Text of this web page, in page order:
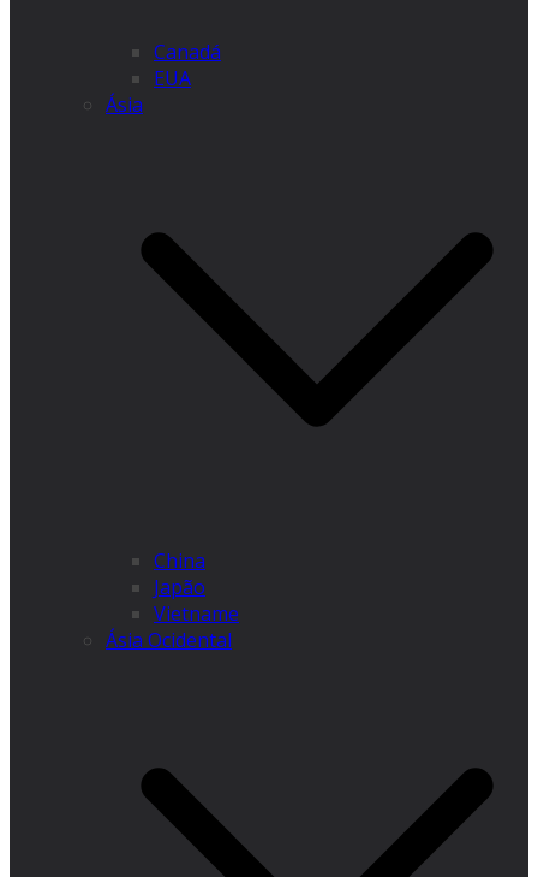
Canadá
EUA
Ásia
China
Japão
Vietname
Ásia Ocidental